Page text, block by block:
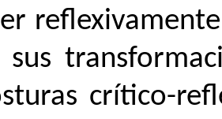
sus
crítico-